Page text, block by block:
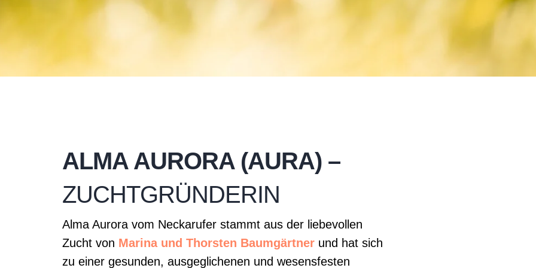
ALMA AURORA (AURA) –
ZUCHTGRÜNDERIN
Alma Aurora vom Neckarufer stammt aus der liebevollen
Zucht von Marina und Thorsten Baumgärtner und hat sich
zu einer gesunden, ausgeglichenen und wesensfesten